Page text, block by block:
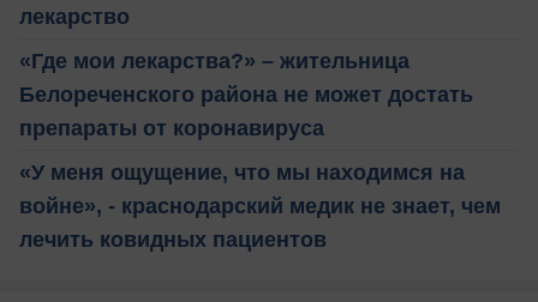
лекарство
«Где мои лекарства?» – жительница
Белореченского района не может достать
препараты от коронавируса
«У меня ощущение, что мы находимся на
войне», - краснодарский медик не знает, чем
лечить ковидных пациентов